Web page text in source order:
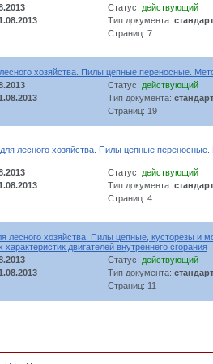
Статус: действующий
Тип документа: стандарт
Страниц: 7
хозяйства. Пилы цепные переносные.
Статус: действующий
Тип документа: стандарт
Страниц: 19
лесного хозяйства. Пилы цепные
Статус: действующий
Тип документа: стандарт
Страниц: 4
лесного хозяйства. Пилы цепные, кусторезы и
двигателей внутреннего сгорания
Статус: действующий
Тип документа: стандарт
Страниц: 11